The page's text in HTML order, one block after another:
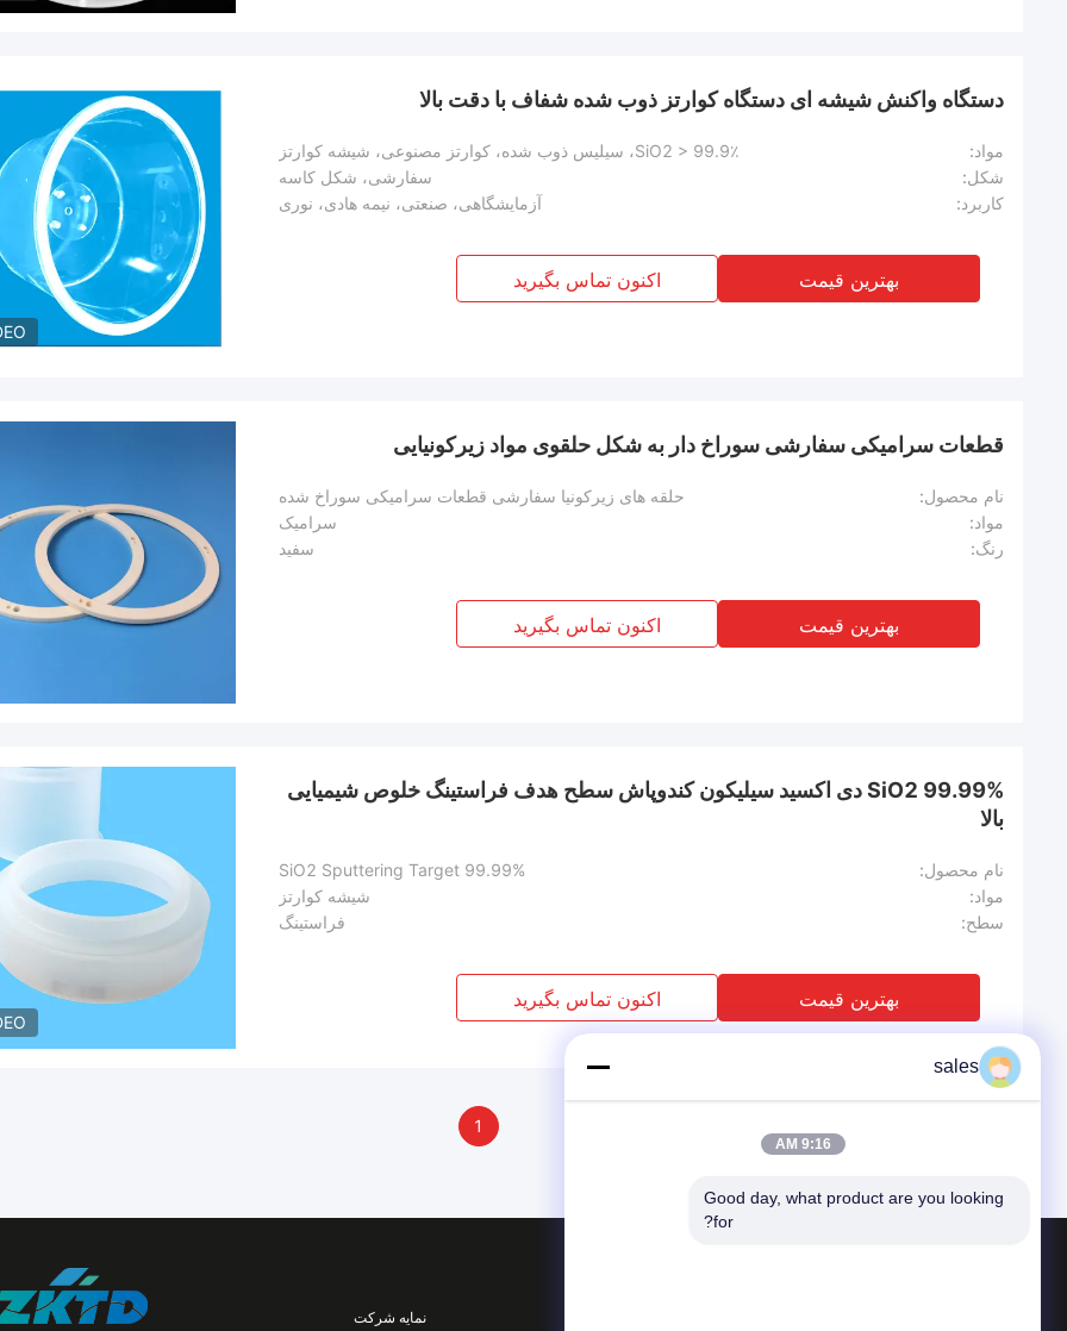
دستگاه واکنش شیشه ای دستگاه کوارتز ذوب شده شفاف با دقت بالا
مواد:
SiO2 > 99.9٪، سیلیس ذوب شده، کوارتز مصنوعی، شیشه کوارتز
شکل:
سفارشی، شکل کاسه
کاربرد:
آزمایشگاهی، صنعتی، نیمه هادی، نوری
بهترین قیمت اکنون تماس بگیرید
قطعات سرامیکی سفارشی سوراخ دار به شکل حلقوی مواد زیرکونیایی
نام محصول:
حلقه های زیرکونیا سفارشی قطعات سرامیکی سوراخ شده
مواد:
سرامیک
رنگ:
سفید
بهترین قیمت اکنون تماس بگیرید
99.99% SiO2 دی اکسید سیلیکون کندوپاش سطح هدف فراستینگ خلوص شیمیایی
بالا
نام محصول:
99.99% SiO2 Sputtering Target
مواد:
شیشه کوارتز
سطح:
فراستینگ
بهترین قیمت اکنون تماس بگیرید
1
نمایه شرکت
sales
9:16 AM
Good day, what product are you looking
for?